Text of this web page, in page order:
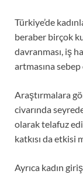
Türkiye’de
beraber birçok
davranması, iş
artmasına
Araştırmalara
civarında
olarak telafuz
katkısı da etkisi
Ayrıca kadın